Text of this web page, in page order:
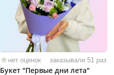
нет оценок заказывали 51 раз
Букет "Первые дни лета"